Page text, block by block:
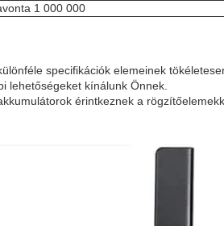
1 000 000
specifikációk elemeinek
lehetőségeket kínálunk Önnek.
érintkeznek a